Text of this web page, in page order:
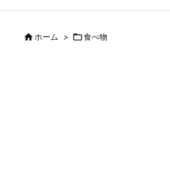
ホーム > 食べ物